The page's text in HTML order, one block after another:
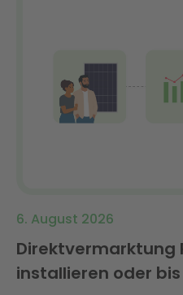
6. August 2026
Direktvermarktung
installieren oder